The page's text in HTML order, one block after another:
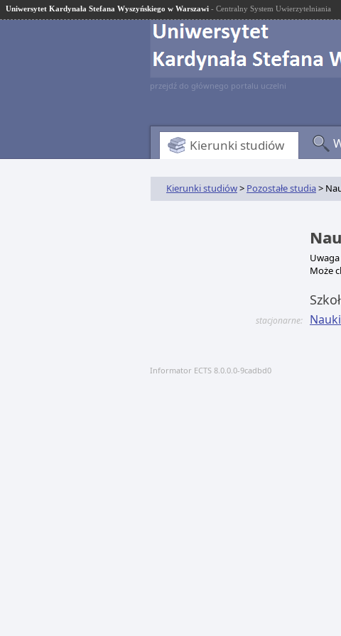
Uniwersytet Kardynała Stefana Wyszyńskiego w Warszawi - Centralny System Uwierzytelniania
przejdź do głównego portalu uczelni
Kierunki studiów
Kierunki studiów> Pozostałe studia>
Może
stacjonarne:
Informator ECTS 8.0.0.0-9cadbd0